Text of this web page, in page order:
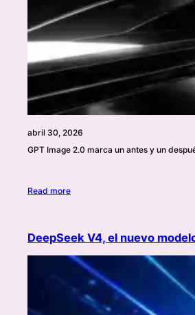
abril 30, 2026
GPT Image 2.0 marca un antes y un
Read more
DeepSeek V4, el nuevo